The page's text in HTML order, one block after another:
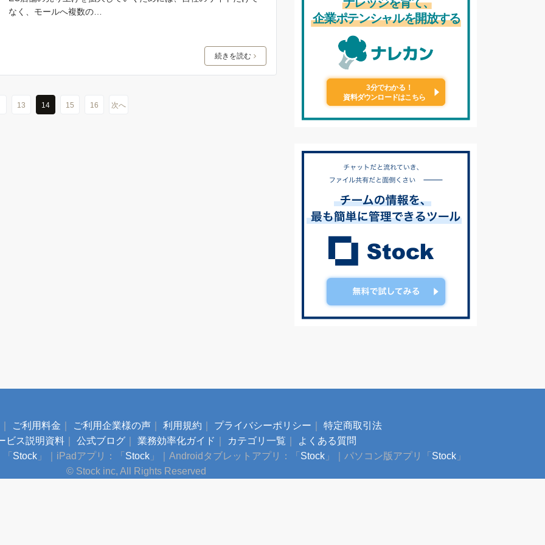
なく、モールへ複数の…
続きを読む
13 14 15 16 次へ
ご利用料金 ご利用企業様の声 利用規約 プライバシーポリシー
特定商取引法
ビス説明資料
公式ブログ 業務効率化ガイド カテゴリ一覧
よくある質問
Stock 」 iPadアプリ：「 Stock 」 Androidタブレットアプリ：「 Stock 」 パソコン版アプリ「 Stock 」
© Stock inc, All Rights Reserved